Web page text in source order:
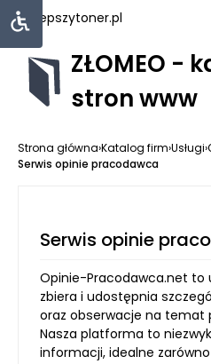
najlepszytoner.pl
ZŁOMEO -
stron www
Strona główna›Katalog firm›Usługi›
Serwis opinie pracodawca
Serwis opinie
Opinie-Pracodawca.net to
zbiera i udostępnia
oraz obserwacje na temat
Nasza platforma to
informacji, idealne